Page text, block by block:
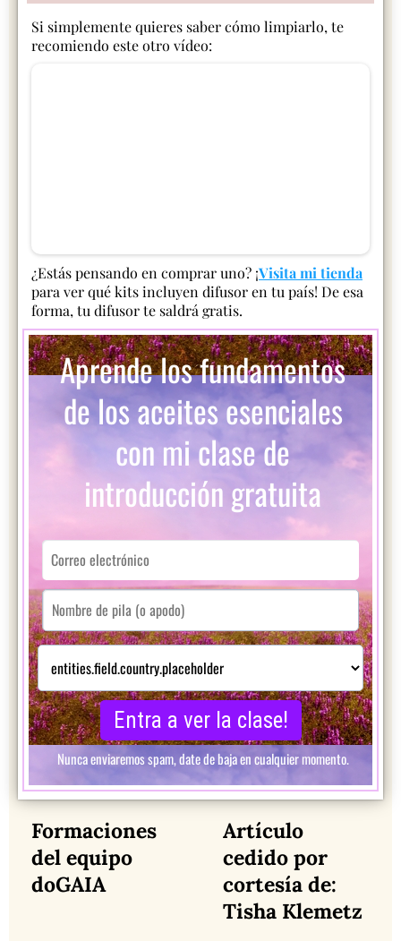
Si simplemente quieres saber cómo limpiarlo, te
recomiendo este otro vídeo:
¿Estás pensando en comprar uno? ¡Visita mi tienda
para ver qué kits incluyen difusor en tu país! De esa
forma, tu difusor te saldrá gratis.
Formaciones
del equipo
doGAIA
Artículo
cedido por
cortesía de:
Tisha Klemetz